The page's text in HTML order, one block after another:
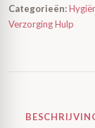
Categorieën:
Verzorging Hulp